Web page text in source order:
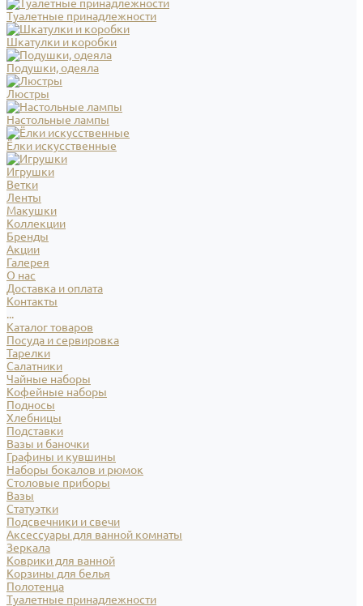
Туалетные принадлежности
Шкатулки и коробки
Подушки, одеяла
Люстры
Настольные лампы
Ёлки искусственные
Игрушки
Ветки
Ленты
Макушки
Коллекции
Бренды
Акции
Галерея
О нас
Доставка и оплата
Контакты
...
Каталог товаров
Посуда и сервировка
Тарелки
Салатники
Чайные наборы
Кофейные наборы
Подносы
Хлебницы
Подставки
Вазы и баночки
Графины и кувшины
Наборы бокалов и рюмок
Столовые приборы
Вазы
Статуэтки
Подсвечники и свечи
Аксессуары для ванной комнаты
Зеркала
Коврики для ванной
Корзины для белья
Полотенца
Туалетные принадлежности